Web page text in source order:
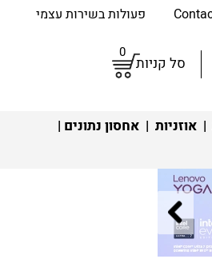
פעולות בשירות עצמי
סל קניות
0
| אוזניות | אחסון נתונים |